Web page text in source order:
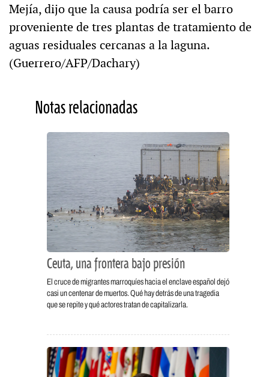
Mejía, dijo que la causa podría ser el barro
proveniente de tres plantas de tratamiento de
aguas residuales cercanas a la laguna.
(Guerrero/AFP/Dachary)
Notas relacionadas
Ceuta, una frontera bajo presión
El cruce de migrantes marroquíes hacia el enclave español dejó
casi un centenar de muertos. Qué hay detrás de una tragedia
que se repite y qué actores tratan de capitalizarla.